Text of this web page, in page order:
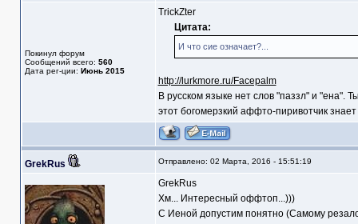
Покинул форум
Сообщений всего: 560
Дата рег-ции: Июнь 2015
TrickZter
Цитата:
И что сие означает?...
http://lurkmore.ru/Facepalm
В русском языке нет слов "паззл" и "ена".
этот богомерзкий аффто-пиривотчик
GrekRus Отправлено: 02 Марта, 2016 - 15:51:19
GrekRus
Хм... Интересный оффтоп...)))
С Иеной допустим понятно (Самому